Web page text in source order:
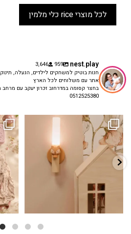
לכל מוצרי rice כלי מלמין
nest.play
959
3,646
חנות בוטיק למשחקים לילדים, הנעלה,
אתר עם משלוחים לכל הארץ
בחצר קסומה במדרחוב זכרון יעקב עם
0512525380
✨ חוזרים
גם פריט עיצובי לחדר, גם מנורת לילה
...
3 0